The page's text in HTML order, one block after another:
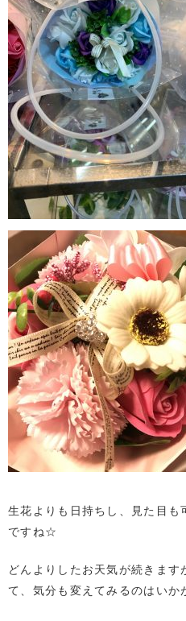
生花よりも日持ちし、見た目も
ですね☆
どんよりしたお天気が続きます
て、気分も変えてみるのはいか